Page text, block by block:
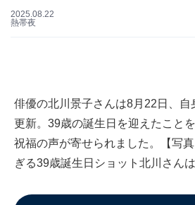
2025.08.22
熱帯夜
俳優の北川景子さんは8月22日、自
更新。39歳の誕生日を迎えたこと
祝福の声が寄せられました。【写
ぎる39歳誕生日ショット北川さん